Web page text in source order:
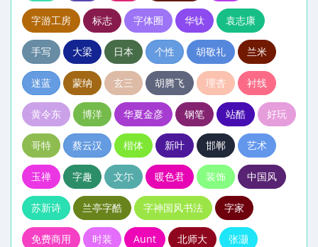
字游工房 标志 字体圈 华钛 袁志康
手写 大梁 日本 个性 胡敬礼 兰米
迷蓝 蒙纳 玄三 胡腾飞 理杏 衬线
黄令东 博洋 华夏金彦 钢笔 站酷 好玩
哥特 蔡云汉 楷体 新叶 邯郸 艺术
玉禅 字趣 文尓 暖色君 装饰 中国风
苏新诗 兰亭字酷 字神国风书法 字家
免费商用 时装 Aunt 北师大 张灏